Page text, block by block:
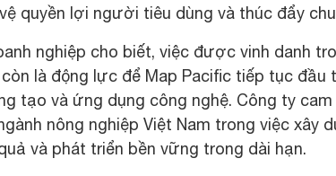
quyền lợi người tiêu dùng và thúc đẩy
nghiệp cho biết, việc được vinh danh
là động lực để Map Pacific tiếp tục đầu
tạo và ứng dụng công nghệ. Công ty
nông nghiệp Việt Nam trong việc xây
và phát triển bền vững trong dài hạn.